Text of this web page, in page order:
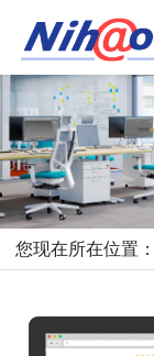
您现在所在位置：